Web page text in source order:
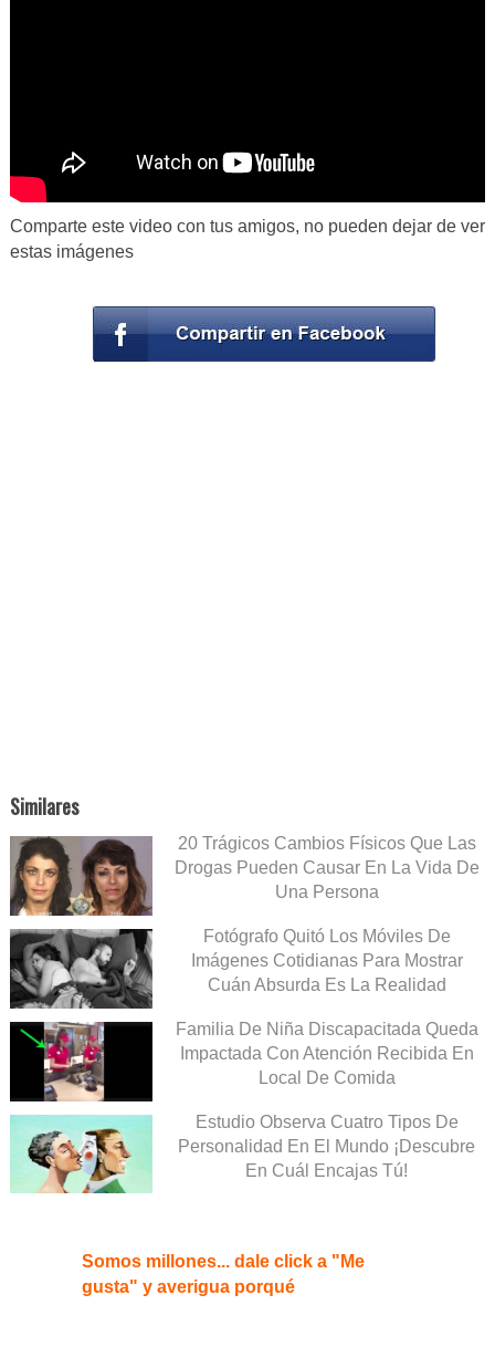
Comparte este video con tus amigos, no pueden dejar de ver
estas imágenes
Similares
20 Trágicos Cambios Físicos Que Las
Drogas Pueden Causar En La Vida De
Una Persona
Fotógrafo Quitó Los Móviles De
Imágenes Cotidianas Para Mostrar
Cuán Absurda Es La Realidad
Familia De Niña Discapacitada Queda
Impactada Con Atención Recibida En
Local De Comida
Estudio Observa Cuatro Tipos De
Personalidad En El Mundo ¡Descubre
En Cuál Encajas Tú!
Somos millones... dale click a "Me
gusta" y averigua porqué